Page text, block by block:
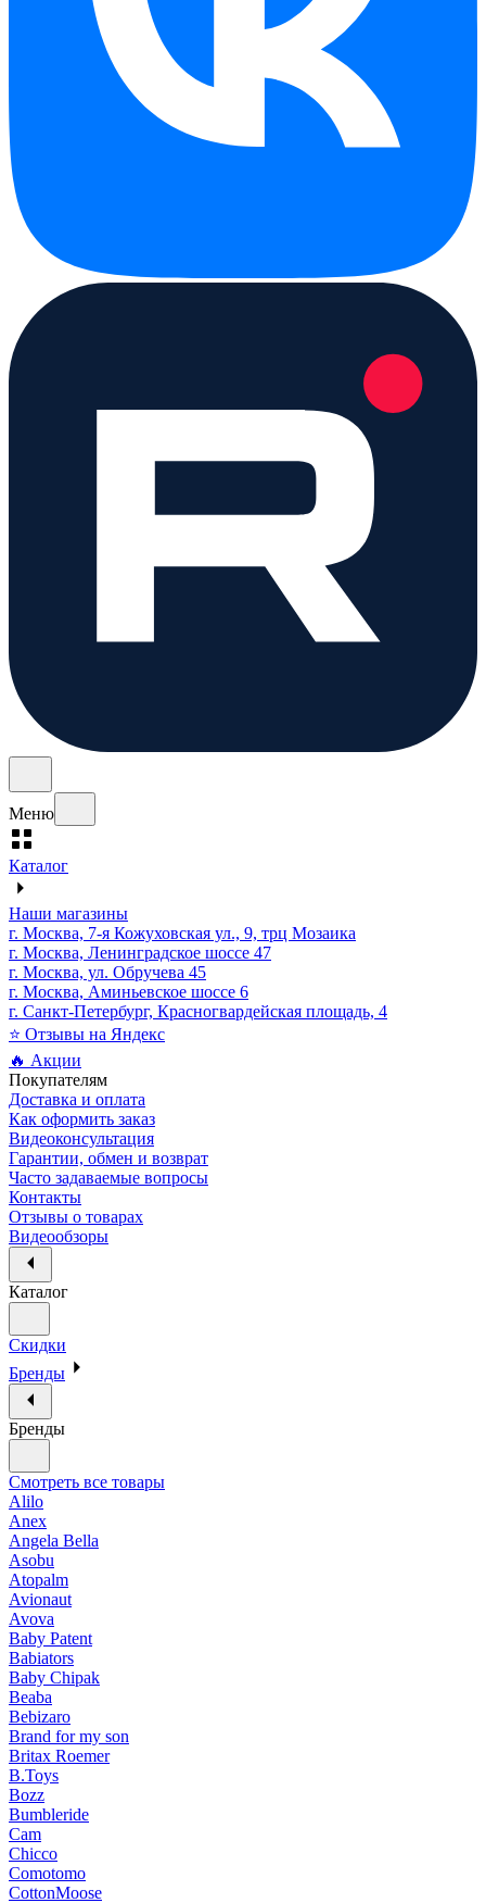
Меню
Каталог
Наши магазины
г. Москва, 7-я Кожуховская ул., 9, трц Мозаика
г. Москва, Ленинградское шоссе 47
г. Москва, ул. Обручева 45
г. Москва, Аминьевское шоссе 6
г. Санкт-Петербург, Красногвардейская площадь, 4
⭐ Отзывы на Яндекс
🔥 Акции
Покупателям
Доставка и оплата
Как оформить заказ
Видеоконсультация
Гарантии, обмен и возврат
Часто задаваемые вопросы
Контакты
Отзывы о товарах
Видеообзоры
Каталог
Скидки
Бренды
Бренды
Смотреть все товары
Alilo
Anex
Angela Bella
Asobu
Atopalm
Avionaut
Avova
Baby Patent
Babiators
Baby Chipak
Beaba
Bebizaro
Brand for my son
Britax Roemer
B.Toys
Bozz
Bumbleride
Cam
Chicco
Comotomo
CottonMoose